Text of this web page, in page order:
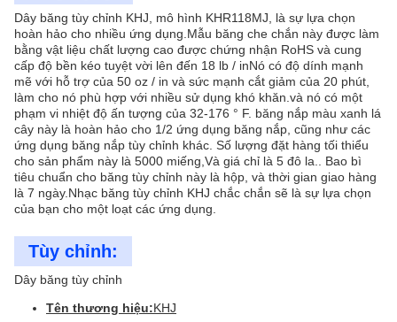
Dây băng tùy chỉnh KHJ, mô hình KHR118MJ, là sự lựa chọn
hoàn hảo cho nhiều ứng dụng.Mẫu băng che chắn này được làm
bằng vật liệu chất lượng cao được chứng nhận RoHS và cung
cấp độ bền kéo tuyệt vời lên đến 18 lb / inNó có độ dính mạnh
mẽ với hỗ trợ của 50 oz / in và sức mạnh cắt giảm của 20 phút,
làm cho nó phù hợp với nhiều sử dụng khó khăn.và nó có một
phạm vi nhiệt độ ấn tượng của 32-176 ° F. băng nắp màu xanh lá
cây này là hoàn hảo cho 1/2 ứng dụng băng nắp, cũng như các
ứng dụng băng nắp tùy chỉnh khác. Số lượng đặt hàng tối thiểu
cho sản phẩm này là 5000 miếng,Và giá chỉ là 5 đô la.. Bao bì
tiêu chuẩn cho băng tùy chỉnh này là hộp, và thời gian giao hàng
là 7 ngày.Nhạc băng tùy chỉnh KHJ chắc chắn sẽ là sự lựa chọn
của bạn cho một loạt các ứng dụng.
Tùy chỉnh:
Dây băng tùy chỉnh
Tên thương hiệu:KHJ